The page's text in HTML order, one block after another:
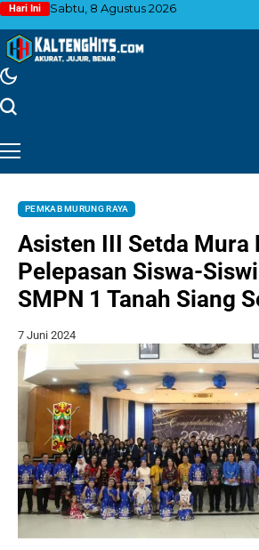
Hari Ini Sabtu, 8 Agustus 2026
PEMKAB MURUNG RAYA
Asisten III Setda Mura
Pelepasan Siswa-
SMPN 1 Tanah Siang
7 Juni 2024